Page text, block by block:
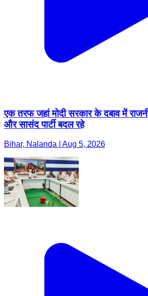
एक तरफ जहां मोदी सरकार के दबाव में
और सासंद पार्टी बदल रहे
Bihar, Nalanda | Aug 5, 2026